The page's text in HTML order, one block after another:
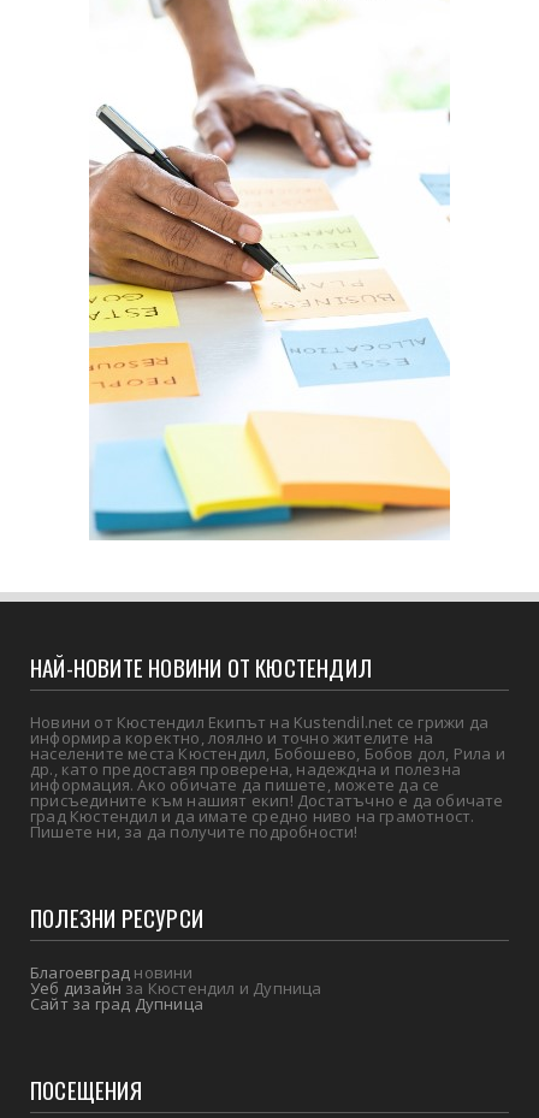
НАЙ-НОВИТЕ НОВИНИ ОТ КЮСТЕНДИЛ
Новини от Кюстендил Екипът на Kustendil.net се грижи да
информира коректно, лоялно и точно жителите на
населените места Кюстендил, Бобошево, Бобов дол, Рила и
др., като предоставя проверена, надеждна и полезна
информация. Ако обичате да пишете, можете да се
присъедините към нашият екип! Достатъчно е да обичате
град Кюстендил и да имате средно ниво на грамотност.
Пишете ни, за да получите подробности!
ПОЛЕЗНИ РЕСУРСИ
Благоевград новини
Уеб дизайнза Кюстендил и Дупница
Сайт за град Дупница
ПОСЕЩЕНИЯ